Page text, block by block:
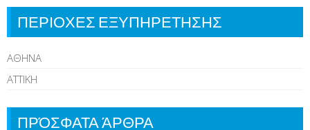
ΠΕΡΙΟΧΕΣ ΕΞΥΠΗΡΕΤΗΣΗΣ
ΑΘΗΝΑ
ΑΤΤΙΚΗ
ΠΡΌΣΦΑΤΑ ΆΡΘΡΑ